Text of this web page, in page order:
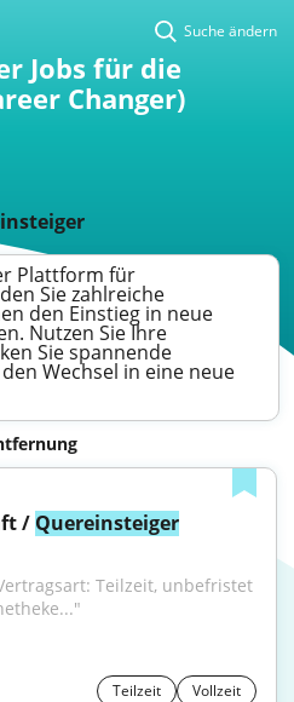
Suche ändern
Jobs für die
Changer)
Plattform für
Sie zahlreiche
den Einstieg in neue
Nutzen Sie Ihre
Sie spannende
Wechsel in eine neue
/ Quereinsteiger
Teilzeit, unbefristet
Teilzeit Vollzeit